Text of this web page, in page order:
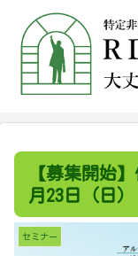
【募集開始
月23日（日）
セミナー